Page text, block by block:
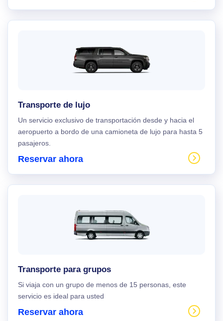
Transporte de lujo
Un servicio exclusivo de transportación desde y hacia el
aeropuerto a bordo de una camioneta de lujo para hasta 5
pasajeros.
Reservar ahora
Transporte para grupos
Si viaja con un grupo de menos de 15 personas, este
servicio es ideal para usted
Reservar ahora